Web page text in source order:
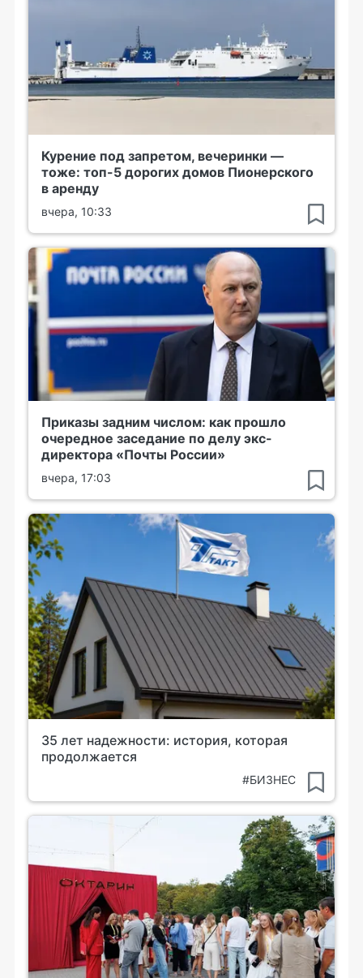
Курение под запретом, вечеринки —
тоже: топ-5 дорогих домов Пионерского
в аренду
вчера, 10:33
Приказы задним числом: как прошло
очередное заседание по делу экс-
директора «Почты России»
вчера, 17:03
35 лет надежности: история, которая
продолжается
#БИЗНЕС